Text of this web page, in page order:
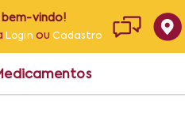
bem-vindo!
Login ouCadastro